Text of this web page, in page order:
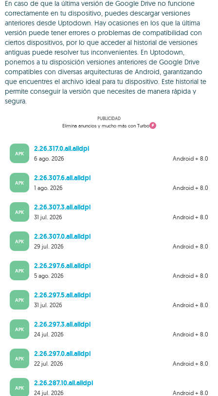
En caso de que la última versión de Google Drive no funcione
correctamente en tu dispositivo, puedes descargar versiones
anteriores desde Uptodown. Hay ocasiones en los que la última
versión puede tener errores o problemas de compatibilidad con
ciertos dispositivos, por lo que acceder al historial de versiones
antiguas puede resolver tus inconvenientes. En Uptodown,
ponemos a tu disposición versiones anteriores de Google Drive
compatibles con diversas arquitecturas de Android, garantizando
que encuentres el archivo ideal para tu dispositivo. Este historial te
permite conseguir la versión que necesites de manera rápida y
segura.
PUBLICIDAD
Elimina anuncios y mucho más con Turbo
APK
2.26.317.0.all.alldpi
Android + 8.0
6 ago. 2026
APK
2.26.307.6.all.alldpi
Android + 8.0
1 ago. 2026
APK
2.26.307.3.all.alldpi
Android + 8.0
31 jul. 2026
APK
2.26.307.0.all.alldpi
Android + 8.0
29 jul. 2026
APK
2.26.297.6.all.alldpi
Android + 8.0
5 ago. 2026
APK
2.26.297.5.all.alldpi
Android + 8.0
31 jul. 2026
APK
2.26.297.3.all.alldpi
Android + 8.0
24 jul. 2026
APK
2.26.297.0.all.alldpi
Android + 8.0
22 jul. 2026
APK
2.26.287.10.all.alldpi
Android + 8.0
24 jul. 2026